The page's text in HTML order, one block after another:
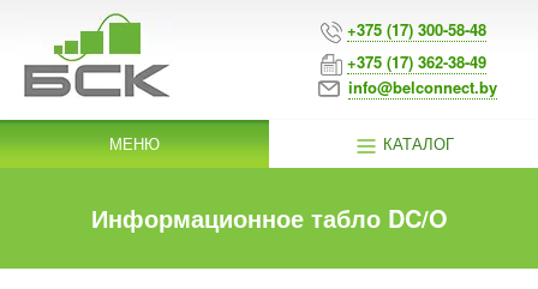
+375 (17) 300-58-48
+375 (17) 362-38-49
info@belconnect.by
МЕНЮ КАТАЛОГ
Информационное табло DC/O